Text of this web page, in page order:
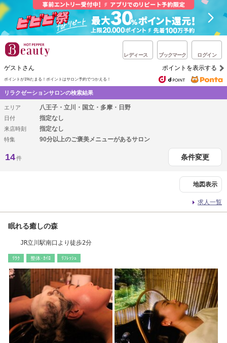
レディース ブックマーク ログイン
ゲストさん ポイントを表示する
ポイントが1%たまる！ ポイントはサロン予約でつかえる！
リラクゼーションサロンの検索結果
エリア 八王子・立川・国立・多摩・日野
日付 指定なし
来店時刻 指定なし
特集 90分以上のご褒美メニューがあるサロン
14件 条件変更
地図表示
求人一覧
眠れる癒しの森
JR立川駅南口より徒歩2分
ﾘﾗｸ 整体･ｶｲﾛ ﾘﾌﾚｯｼｭ